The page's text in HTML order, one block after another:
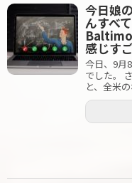
今日娘
んすべ
感じす
今日、9月
でした。
と、全米の